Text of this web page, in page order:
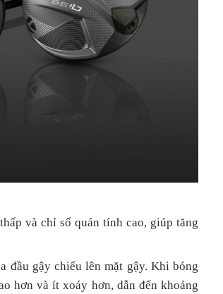
và chỉ số quán tính cao, giúp tăng
đầu gậy chiếu lên mặt gậy. Khi bóng
hơn và ít xoáy hơn, dẫn đến khoảng